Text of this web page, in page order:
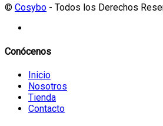
© Cosybo - Todos los Derechos
Conócenos
Inicio
Nosotros
Tienda
Contacto